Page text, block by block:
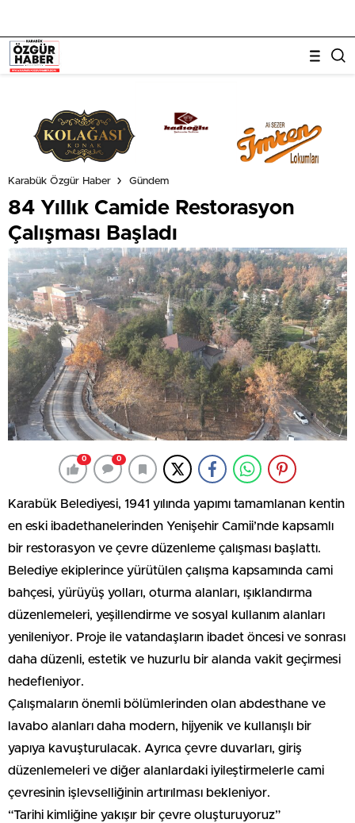
Karabük Özgür Haber Gündem
84 Yıllık Camide Restorasyon
Çalışması Başladı
0 0
Karabük Belediyesi, 1941 yılında yapımı tamamlanan kentin
en eski ibadethanelerinden Yenişehir Camii’nde kapsamlı
bir restorasyon ve çevre düzenleme çalışması başlattı.
Belediye ekiplerince yürütülen çalışma kapsamında cami
bahçesi, yürüyüş yolları, oturma alanları, ışıklandırma
düzenlemeleri, yeşillendirme ve sosyal kullanım alanları
yenileniyor. Proje ile vatandaşların ibadet öncesi ve sonrası
daha düzenli, estetik ve huzurlu bir alanda vakit geçirmesi
hedefleniyor.
Çalışmaların önemli bölümlerinden olan abdesthane ve
lavabo alanları daha modern, hijyenik ve kullanışlı bir
yapıya kavuşturulacak. Ayrıca çevre duvarları, giriş
düzenlemeleri ve diğer alanlardaki iyileştirmelerle cami
çevresinin işlevselliğinin artırılması bekleniyor.
“Tarihi kimliğine yakışır bir çevre oluşturuyoruz”